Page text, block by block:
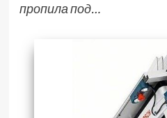
пропила под…